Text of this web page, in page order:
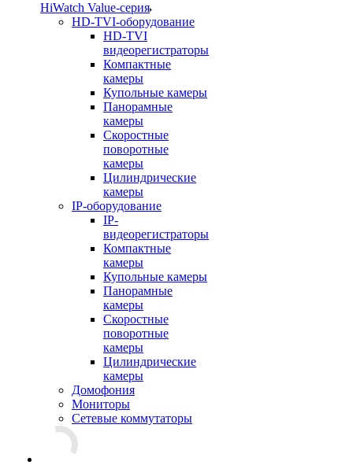
HiWatch Value-серия
HD-TVI-оборудование
HD-TVI
видеорегистраторы
Компактные
камеры
Купольные камеры
Панорамные
камеры
Скоростные
поворотные
камеры
Цилиндрические
камеры
IP-оборудование
IP-
видеорегистраторы
Компактные
камеры
Купольные камеры
Панорамные
камеры
Скоростные
поворотные
камеры
Цилиндрические
камеры
Домофония
Мониторы
Сетевые коммутаторы